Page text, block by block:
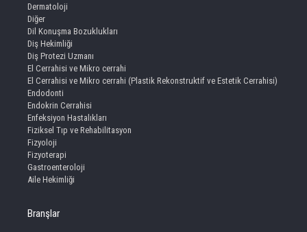
Dermatoloji
Diğer
Dil Konuşma Bozuklukları
Diş Hekimliği
Diş Protezi Uzmanı
El Cerrahisi ve Mikro cerrahi
El Cerrahisi ve Mikro cerrahi (Plastik Rekonstruktif ve Estetik Cerrahisi)
Endodonti
Endokrin Cerrahisi
Enfeksiyon Hastalıkları
Fiziksel Tıp ve Rehabilitasyon
Fizyoloji
Fizyoterapi
Gastroenteroloji
Aile Hekimliği
Branşlar